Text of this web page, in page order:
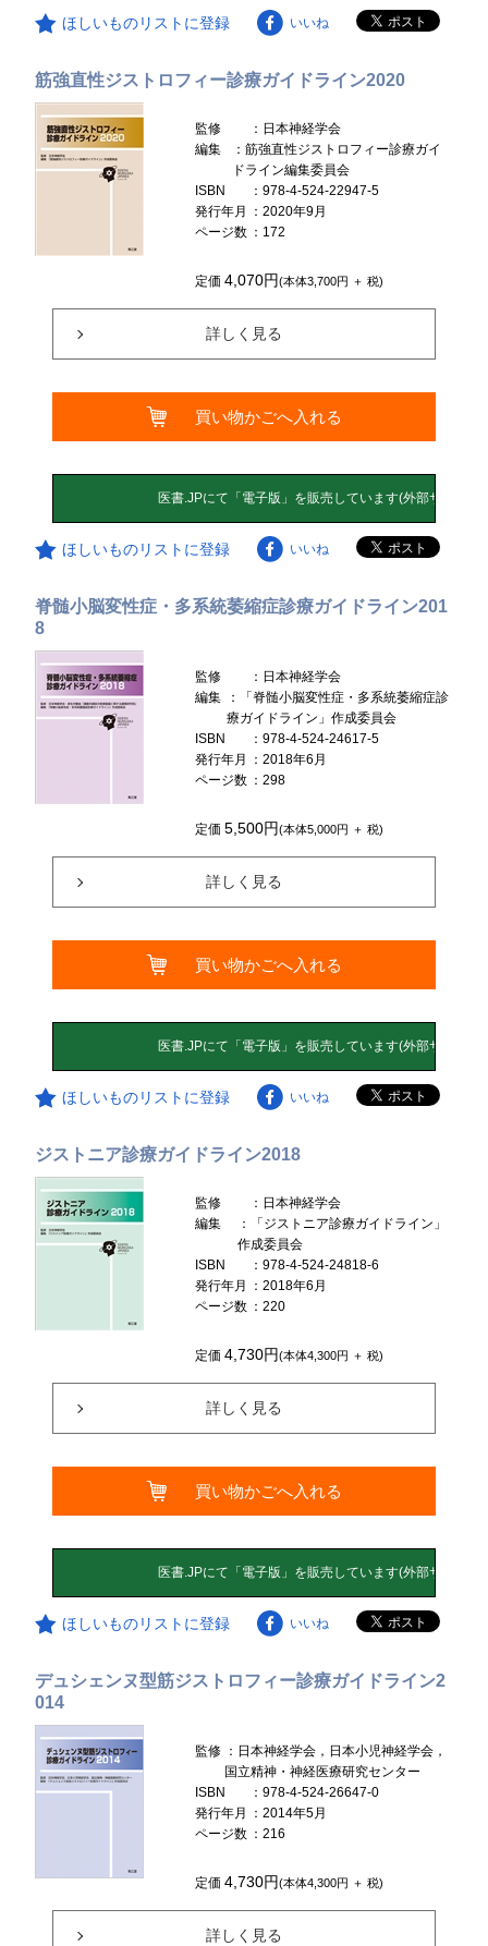
ほしいものリストに登録 いいね
筋強直性ジストロフィー診療ガイドライン2020
監修
：日本神経学会
編集
：筋強直性ジストロフィー診療ガイ
ドライン編集委員会
ISBN
：978-4-524-22947-5
発行年月
：2020年9月
ページ数 ：172
定価4,070円(本体3,700円 ＋ 税)
詳しく見る
買い物かごへ入れる
ほしいものリストに登録 いいね
脊髄小脳変性症・多系統萎縮症診療ガイドライン201
8
監修
：日本神経学会
編集
：「脊髄小脳変性症・多系統萎縮症診
療ガイドライン」作成委員会
ISBN
：978-4-524-24617-5
発行年月
：2018年6月
ページ数 ：298
定価5,500円(本体5,000円 ＋ 税)
詳しく見る
買い物かごへ入れる
ほしいものリストに登録 いいね
ジストニア診療ガイドライン2018
監修
：日本神経学会
編集
：「ジストニア診療ガイドライン」
作成委員会
ISBN
：978-4-524-24818-6
発行年月
：2018年6月
ページ数 ：220
定価4,730円(本体4,300円 ＋ 税)
詳しく見る
買い物かごへ入れる
ほしいものリストに登録 いいね
デュシェンヌ型筋ジストロフィー診療ガイドライン2
014
監修 ：日本神経学会，日本小児神経学会，
国立精神・神経医療研究センター
ISBN
：978-4-524-26647-0
発行年月
：2014年5月
ページ数 ：216
定価4,730円(本体4,300円 ＋ 税)
詳しく見る